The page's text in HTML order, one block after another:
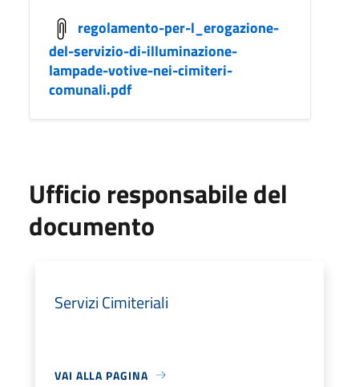
regolamento-per-l_erogazione-
del-servizio-di-illuminazione-
lampade-votive-nei-cimiteri-
comunali.pdf
Ufficio responsabile del
documento
Servizi Cimiteriali
VAI ALLA PAGINA